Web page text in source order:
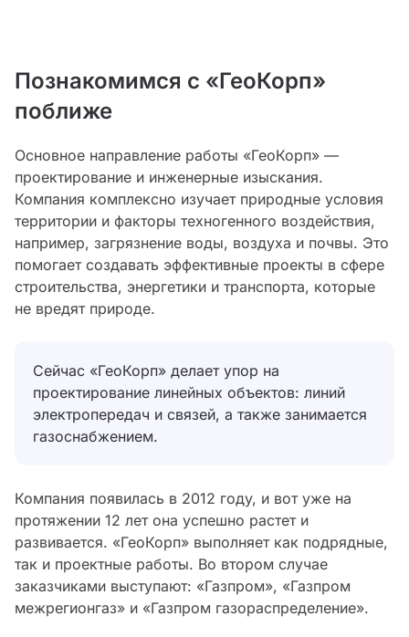
Познакомимся с «ГеоКорп»
поближе
Основное направление работы «ГеоКорп» —
проектирование и инженерные изыскания.
Компания комплексно изучает природные условия
территории и факторы техногенного воздействия,
например, загрязнение воды, воздуха и почвы. Это
помогает создавать эффективные проекты в сфере
строительства, энергетики и транспорта, которые
не вредят природе.
Сейчас «ГеоКорп» делает упор на
проектирование линейных объектов: линий
электропередач и связей, а также занимается
газоснабжением.
Компания появилась в 2012 году, и вот уже на
протяжении 12 лет она успешно растет и
развивается. «ГеоКорп» выполняет как подрядные,
так и проектные работы. Во втором случае
заказчиками выступают: «Газпром», «Газпром
межрегионгаз» и «Газпром газораспределение».